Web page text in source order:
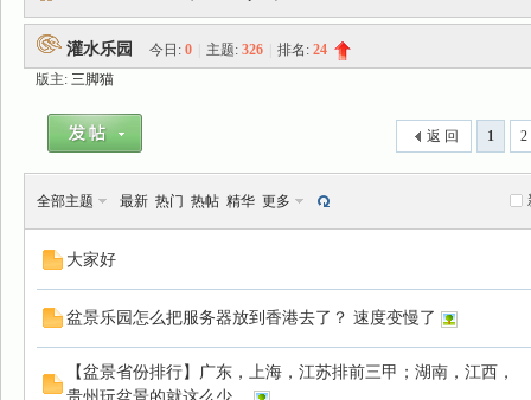
景
灌水乐园 今日: 0 主题: 326 排名: 24
版主: 三脚猫
1 2
返 回
全部主题 最新 热门 热帖 精华 更多
大家好
盆景乐园怎么把服务器放到香港去了？ 速度变慢了
【盆景省份排行】广东，上海，江苏排前三甲；湖南，江西，